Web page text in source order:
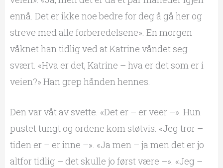
ennå. Det er ikke noe bedre for deg å gå her og
streve med alle forberedelsene». En morgen
våknet han tidlig ved at Katrine våndet seg
svært. «Hva er det, Katrine – hva er det som er i
veien?» Han grep hånden hennes.
Den var våt av svette. «Det er – er veer –». Hun
pustet tungt og ordene kom støtvis. «Jeg tror –
tiden er – er inne –». «Ja men – ja men det er jo
altfor tidlig – det skulle jo først være –». «Jeg –